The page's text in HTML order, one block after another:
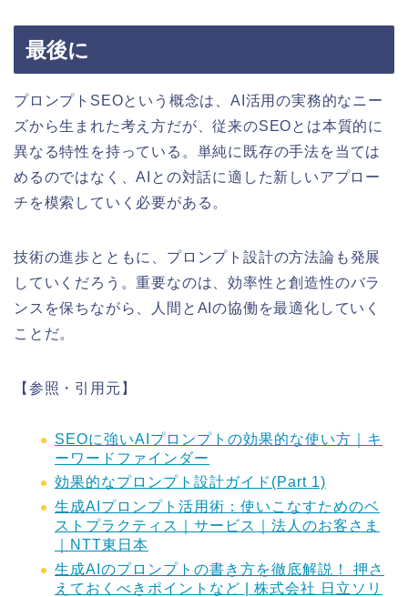
最後に
プロンプトSEOという概念は、AI活用の実務的なニー
ズから生まれた考え方だが、従来のSEOとは本質的に
異なる特性を持っている。単純に既存の手法を当ては
めるのではなく、AIとの対話に適した新しいアプロー
チを模索していく必要がある。
技術の進歩とともに、プロンプト設計の方法論も発展
していくだろう。重要なのは、効率性と創造性のバラ
ンスを保ちながら、人間とAIの協働を最適化していく
ことだ。
【参照・引用元】
SEOに強いAIプロンプトの効果的な使い方｜キ
ーワードファインダー
効果的なプロンプト設計ガイド(Part 1)
生成AIプロンプト活用術：使いこなすためのベ
ストプラクティス｜サービス｜法人のお客さま
｜NTT東日本
生成AIのプロンプトの書き方を徹底解説！ 押さ
えておくべきポイントなど | 株式会社 日立ソリ